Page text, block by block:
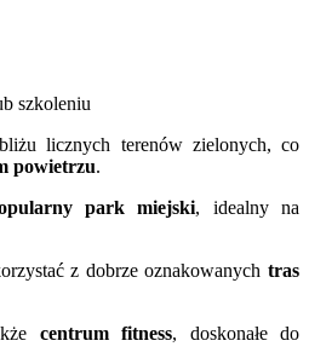
szkoleniu
licznych terenów zielonych, co
powietrzu.
park miejski, idealny na
z dobrze oznakowanych tras
centrum fitness, doskonałe do